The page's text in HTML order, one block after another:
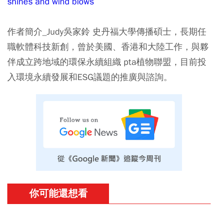
作者簡介_Judy吳家鈴 史丹福大學傳播碩士，長期任
職軟體科技新創，曾於美國、香港和大陸工作，與夥
伴成立跨地域的環保永續組織 pta植物聯盟，目前投
入環境永續發展和ESG議題的推廣與諮詢。